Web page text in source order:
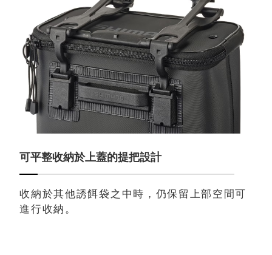
可平整收納於上蓋的提把設計
收納於其他誘餌袋之中時，仍保留上部空間可
進行收納。